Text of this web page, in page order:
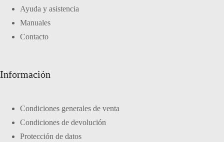
Ayuda y asistencia
Manuales
Contacto
Información
Condiciones generales de venta
Condiciones de devolución
Protección de datos